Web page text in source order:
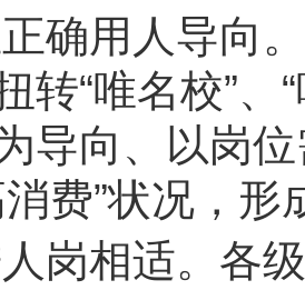
确用人导向
转“唯名校”、 “
导向、以岗
费”状况，形
岗相适。各